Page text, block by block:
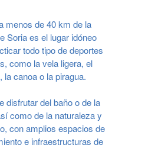
menos de 40 km de la
Soria es el lugar idóneo
todo tipo de deportes
como la vela ligera, el
la canoa o la piragua.
disfrutar del baño o de la
como de la naturaleza y
con amplios espacios de
e infraestructuras de